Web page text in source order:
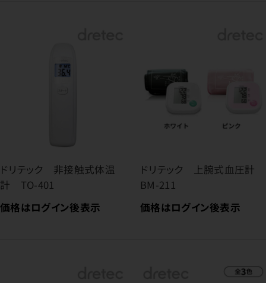
ドリテック 非接触式体温
計 TO-401
価格はログイン後表示
ドリテック 上腕式血圧計
BM-211
価格はログイン後表示